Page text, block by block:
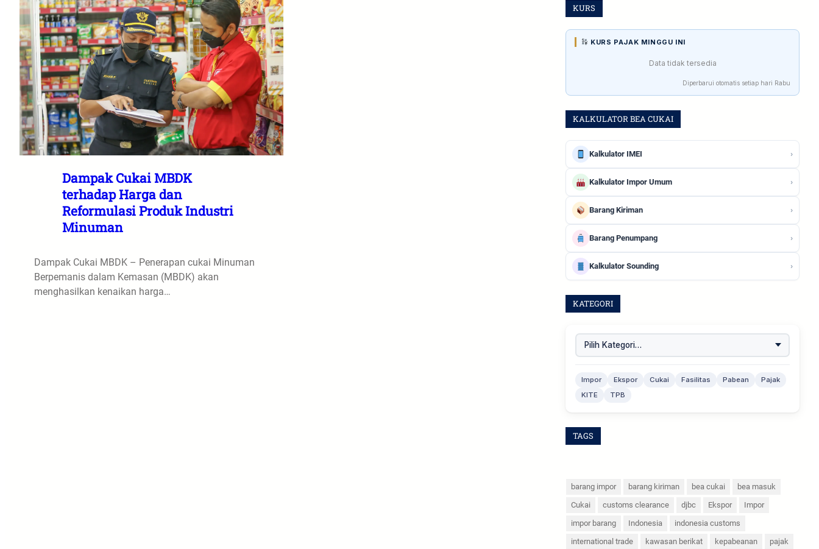
Dampak Cukai MBDK
terhadap Harga dan
Reformulasi Produk Industri
Minuman
Dampak Cukai MBDK – Penerapan cukai Minuman
Berpemanis dalam Kemasan (MBDK) akan
menghasilkan kenaikan harga…
KURS
KURS PAJAK MINGGU INI
Data tidak tersedia
Diperbarui otomatis setiap hari Rabu
KALKULATOR BEA CUKAI
Kalkulator IMEI ›
Kalkulator Impor Umum ›
Barang Kiriman ›
Barang Penumpang ›
Kalkulator Sounding ›
KATEGORI
Impor Ekspor Cukai Fasilitas Pabean
Pajak
KITE
TPB
TAGS
barang impor barang kiriman bea cukai
bea masuk
Cukai
customs clearance djbc Ekspor
Impor
impor barang
Indonesia
indonesia customs
international trade
kawasan berikat kepabeanan
pajak